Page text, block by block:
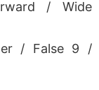
/ Wide
/ False 9 /